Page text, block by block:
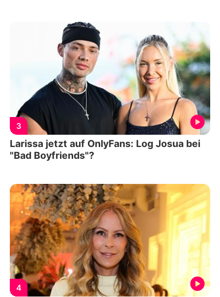
3
Larissa jetzt auf OnlyFans: Log Josua bei
"Bad Boyfriends"?
4